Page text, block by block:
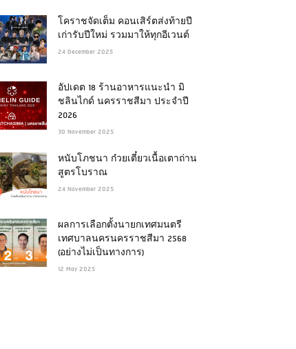
โคราชจัดเต็ม คอนเสิร์ตส่งท้ายปี
เก่ารับปีใหม่ รวมมาให้ทุกอีเวนต์
24 December 2025
อัปเดต 18 ร้านอาหารแนะนำ มิ
ชลินไกด์ นครราชสีมา ประจำปี
2026
30 November 2025
หนับโภชนา ก๋วยเตี๋ยวเนื้อเตาถ่าน
สูตรโบราณ
24 November 2025
ผลการเลือกตั้งนายกเทศมนตรี
เทศบาลนครนครราชสีมา 2568
(อย่างไม่เป็นทางการ)
12 May 2025